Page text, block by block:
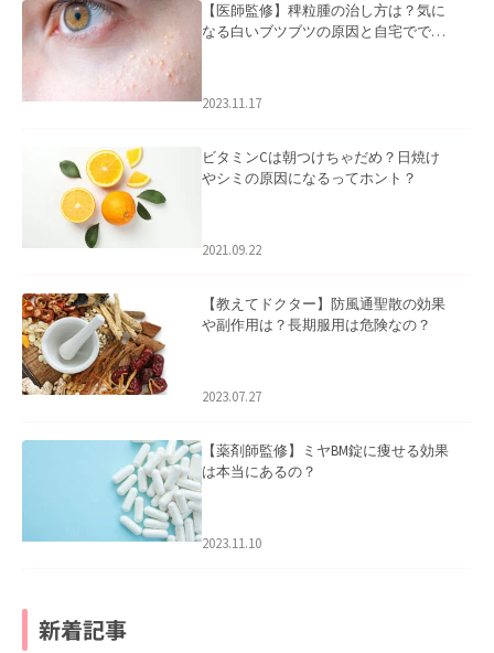
【医師監修】稗粒腫の治し方は？気に
なる白いブツブツの原因と自宅ででき
2023.11.17
ビタミンCは朝つけちゃだめ？日焼け
やシミの原因になるってホント？
2021.09.22
【教えてドクター】防風通聖散の効果
や副作用は？長期服用は危険なの？
2023.07.27
【薬剤師監修】ミヤBM錠に痩せる効果
は本当にあるの？
2023.11.10
新着記事